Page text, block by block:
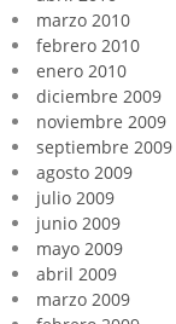
marzo 2010
febrero 2010
enero 2010
diciembre 2009
noviembre 2009
septiembre 2009
agosto 2009
julio 2009
junio 2009
mayo 2009
abril 2009
marzo 2009